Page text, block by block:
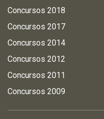
Concursos 2018
Concursos 2017
Concursos 2014
Concursos 2012
Concursos 2011
Concursos 2009